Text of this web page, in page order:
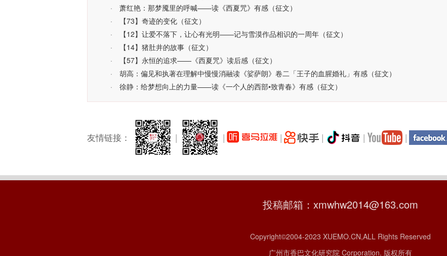
· 萧红艳：那梦魇里的呼喊——读《西夏咒》有感（征文）
· 【73】奇迹的变化（征文）
· 【12】让爱不落下，让心有光明——记与雪漠作品相识的一周年（征文）
· 【14】猪肚井的故事（征文）
· 【57】永恒的追求——《西夏咒》读后感（征文）
· 胡高：偏见和执著在理解中慢慢消融读《娑萨朗》卷二「王子的血腥婚礼」有感（征文）
· 徐静：给梦想向上的力量——读《一个人的西部•致青春》有感（征文）
友情链接： | | | | | |
投稿邮箱：xmwhw2014@163.com
Copyright©2004-2023 XUEMO.CN,ALL Rights Reserved
广州市香巴文化研究院 Corporation. 版权所有